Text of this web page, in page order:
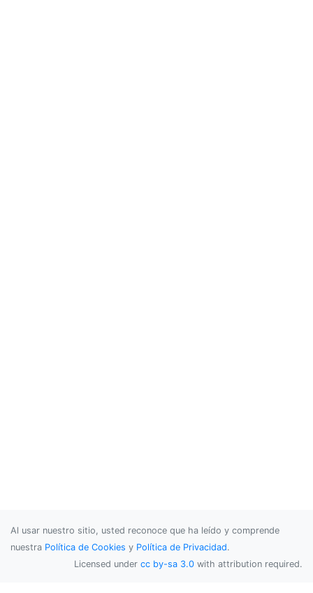
Al usar nuestro sitio, usted reconoce que ha leído y comprende
nuestra Política de Cookies y Política de Privacidad.
Licensed under cc by-sa 3.0 with attribution required.